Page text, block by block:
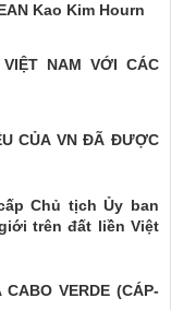
Kao Kim Hourn
NAM VỚI CÁC
CỦA VN ĐÃ ĐƯỢC
Chủ tịch Ủy ban
trên đất liền Việt
VERDE (CÁP-